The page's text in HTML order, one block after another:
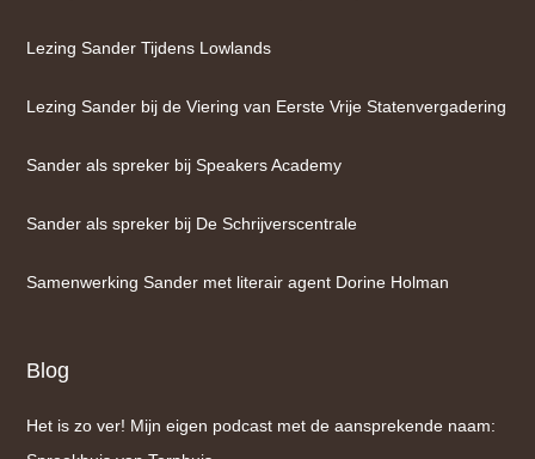
Lezing Sander Tijdens Lowlands
Lezing Sander bij de Viering van Eerste Vrije Statenvergadering
Sander als spreker bij Speakers Academy
Sander als spreker bij De Schrijverscentrale
Samenwerking Sander met literair agent Dorine Holman
Blog
Het is zo ver! Mijn eigen podcast met de aansprekende naam: